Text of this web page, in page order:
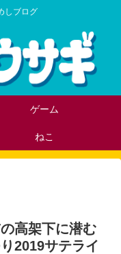
しブログ
ゲーム
ねこ
高架下に潜む
2019サテライ